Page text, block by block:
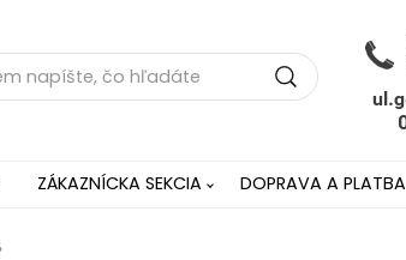
ZÁKAZNÍCKA SEKCIA DOPRAVA A PLATBA